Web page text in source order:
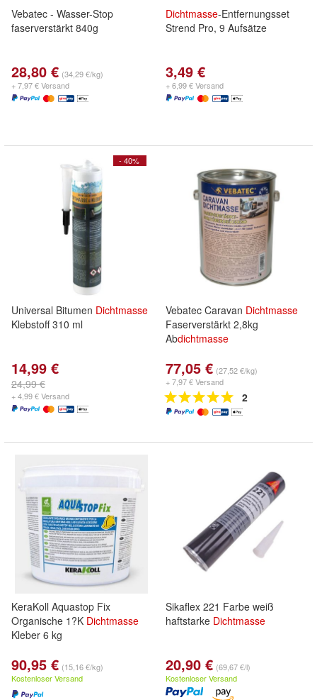
Vebatec - Wasser-Stop
faserverstärkt 840g
28,80 € (34,29 €/kg)
+ 7,97 € Versand
Dichtmasse-Entfernungsset
Strend Pro, 9 Aufsätze
3,49 €
+ 6,99 € Versand
- 40%
Universal Bitumen Dichtmasse
Klebstoff 310 ml
14,99 €
24,99 €
+ 4,99 € Versand
Vebatec Caravan Dichtmasse
Faserverstärkt 2,8kg
Abdichtmasse
77,05 € (27,52 €/kg)
+ 7,97 € Versand
2
KeraKoll Aquastop Fix
Organische 1?K Dichtmasse
Kleber 6 kg
90,95 € (15,16 €/kg)
Kostenloser Versand
Sikaflex 221 Farbe weiß
haftstarke Dichtmasse
20,90 € (69,67 €/l)
Kostenloser Versand